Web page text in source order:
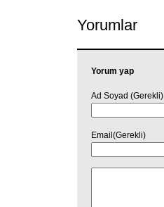
Yorumlar
Yorum yap
Ad Soyad (Gerekli)
Email(Gerekli)